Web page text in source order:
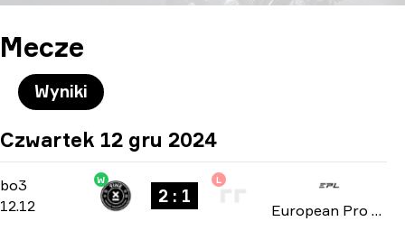
Mecze
Wyniki
Czwartek 12 gru 2024
bo3 -bo3
12.12
W
2 : 1
L
European Pro League: Season 21 2024